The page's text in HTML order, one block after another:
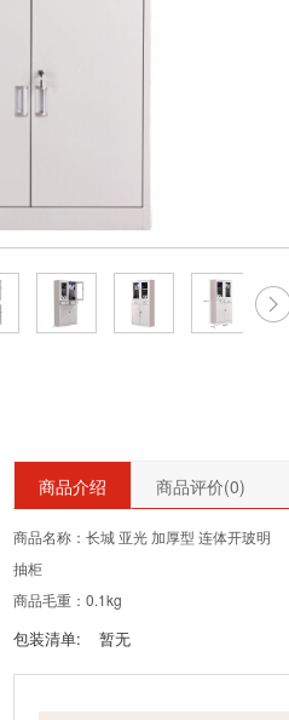
商品介绍 商品评价(0)
商品名称：长城 亚光 加厚型 连体开玻明
抽柜
商品毛重：0.1kg
包装清单: 暂无